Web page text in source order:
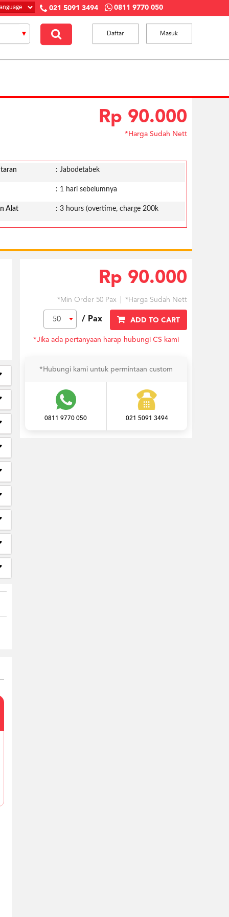
021 5091 3494 0811 9770 050
Masuk
Daftar
Rp 90.000
*Harga Sudah Nett
: Jabodetabek
: 1 hari sebelumnya
Alat : 3 hours (overtime, charge 200k
Rp 90.000
*Min Order 50 Pax *Harga Sudah Nett
50 / Pax ADD TO CART
*Jika ada pertanyaan harap hubungi CS kami
*Hubungi kami untuk permintaan custom
0811 9770 050 021 5091 3494